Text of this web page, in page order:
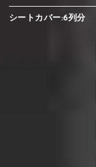
シートカバー:6列分